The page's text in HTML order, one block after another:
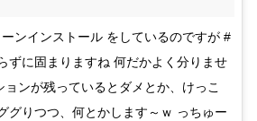
ンインストール をしているのですが #
ずに固まりますね 何だかよく分りませ
ンが残っているとダメとか、けっこ
グりつつ、何とかします～ｗ っちゅー